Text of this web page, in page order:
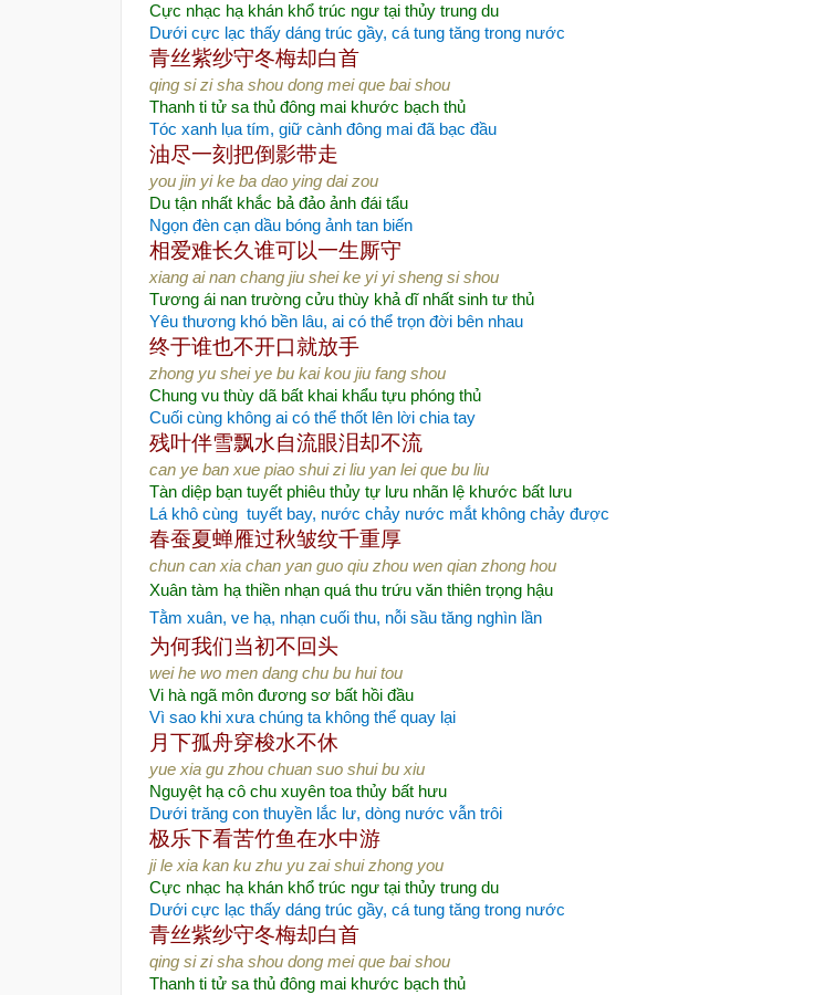
Cực nhạc hạ khán khổ trúc ngư tại thủy trung du
Dưới cực lạc thấy dáng trúc gầy, cá tung tăng trong nước
青丝紫纱守冬梅却白首
qing si zi sha shou dong mei que bai shou
Thanh ti tử sa thủ đông mai khước bạch thủ
Tóc xanh lụa tím, giữ cành đông mai đã bạc đầu
油尽一刻把倒影带走
you jin yi ke ba dao ying dai zou
Du tận nhất khắc bả đảo ảnh đái tẩu
Ngọn đèn cạn dầu bóng ảnh tan biến
相爱难长久谁可以一生厮守
xiang ai nan chang jiu shei ke yi yi sheng si shou
Tương ái nan trường cửu thùy khả dĩ nhất sinh tư thủ
Yêu thương khó bền lâu, ai có thể trọn đời bên nhau
终于谁也不开口就放手
zhong yu shei ye bu kai kou jiu fang shou
Chung vu thùy dã bất khai khẩu tựu phóng thủ
Cuối cùng không ai có thể thốt lên lời chia tay
残叶伴雪飘水自流眼泪却不流
can ye ban xue piao shui zi liu yan lei que bu liu
Tàn diệp bạn tuyết phiêu thủy tự lưu nhãn lệ khước bất lưu
Lá khô cùng tuyết bay, nước chảy nước mắt không chảy được
春蚕夏蝉雁过秋皱纹千重厚
chun can xia chan yan guo qiu zhou wen qian zhong hou
Xuân tàm hạ thiền nhạn quá thu trứu văn thiên trọng hậu
Tằm xuân, ve hạ, nhạn cuối thu, nỗi sầu tăng nghìn lần
为何我们当初不回头
wei he wo men dang chu bu hui tou
Vi hà ngã môn đương sơ bất hồi đầu
Vì sao khi xưa chúng ta không thể quay lại
月下孤舟穿梭水不休
yue xia gu zhou chuan suo shui bu xiu
Nguyệt hạ cô chu xuyên toa thủy bất hưu
Dưới trăng con thuyền lắc lư, dòng nước vẫn trôi
极乐下看苦竹鱼在水中游
ji le xia kan ku zhu yu zai shui zhong you
Cực nhạc hạ khán khổ trúc ngư tại thủy trung du
Dưới cực lạc thấy dáng trúc gầy, cá tung tăng trong nước
青丝紫纱守冬梅却白首
qing si zi sha shou dong mei que bai shou
Thanh ti tử sa thủ đông mai khước bạch thủ